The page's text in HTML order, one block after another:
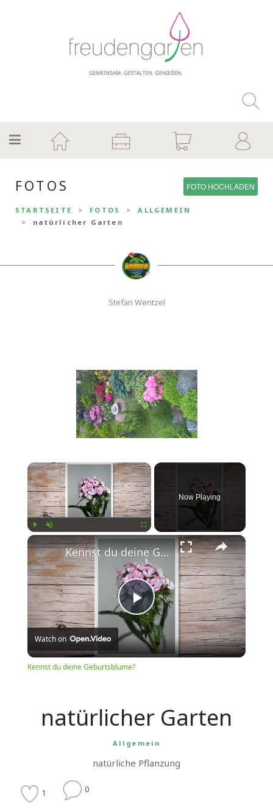
FOTOS FOTO HOCHLADEN
STARTSEITE FOTOS
ALLGEMEIN
natürlicher Garten
Stefan Wentzel
×
Fullscreen
Now Playing
×
Play
Video
Kennst du deine Geburtsblume?
Watch on
Kennst du deine Geburtsblume?
natürlicher Garten
Allgemein
natürliche Pflanzung
1 0